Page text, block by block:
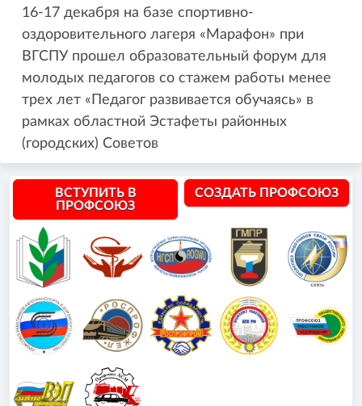
16-17 декабря на базе спортивно-
оздоровительного лагеря «Марафон» при
ВГСПУ прошел образовательный форум для
молодых педагогов со стажем работы менее
трех лет «Педагог развивается обучаясь» в
рамках областной Эстафеты районных
(городских) Советов
ВСТУПИТЬ В
ПРОФСОЮЗ
СОЗДАТЬ ПРОФСОЮЗ